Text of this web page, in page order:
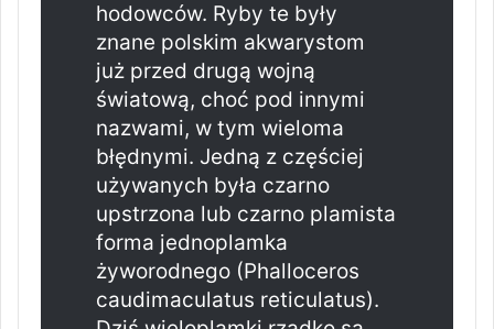
hodowców. Ryby te były
znane polskim akwarystom
już przed drugą wojną
światową, choć pod innymi
nazwami, w tym wieloma
błędnymi. Jedną z częściej
używanych była czarno
upstrzona lub czarno plamista
forma jednoplamka
żyworodnego (Phalloceros
caudimaculatus reticulatus).